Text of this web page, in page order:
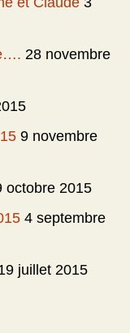
28 novembre
9 novembre
octobre 2015
4 septembre
juillet 2015